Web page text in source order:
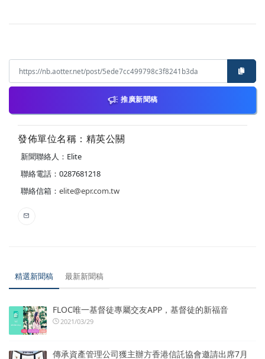
推廣新聞稿
發佈單位名稱：精英公關
新聞聯絡人：Elite
聯絡電話：0287681218
聯絡信箱： elite@epr.com.tw
精選新聞稿 最新新聞稿
FLOC唯一基督徒專屬交友APP，基督徒的新福音
2021/03/29
傳承資產管理公司獲主辦方香港信託協會邀請出席7月